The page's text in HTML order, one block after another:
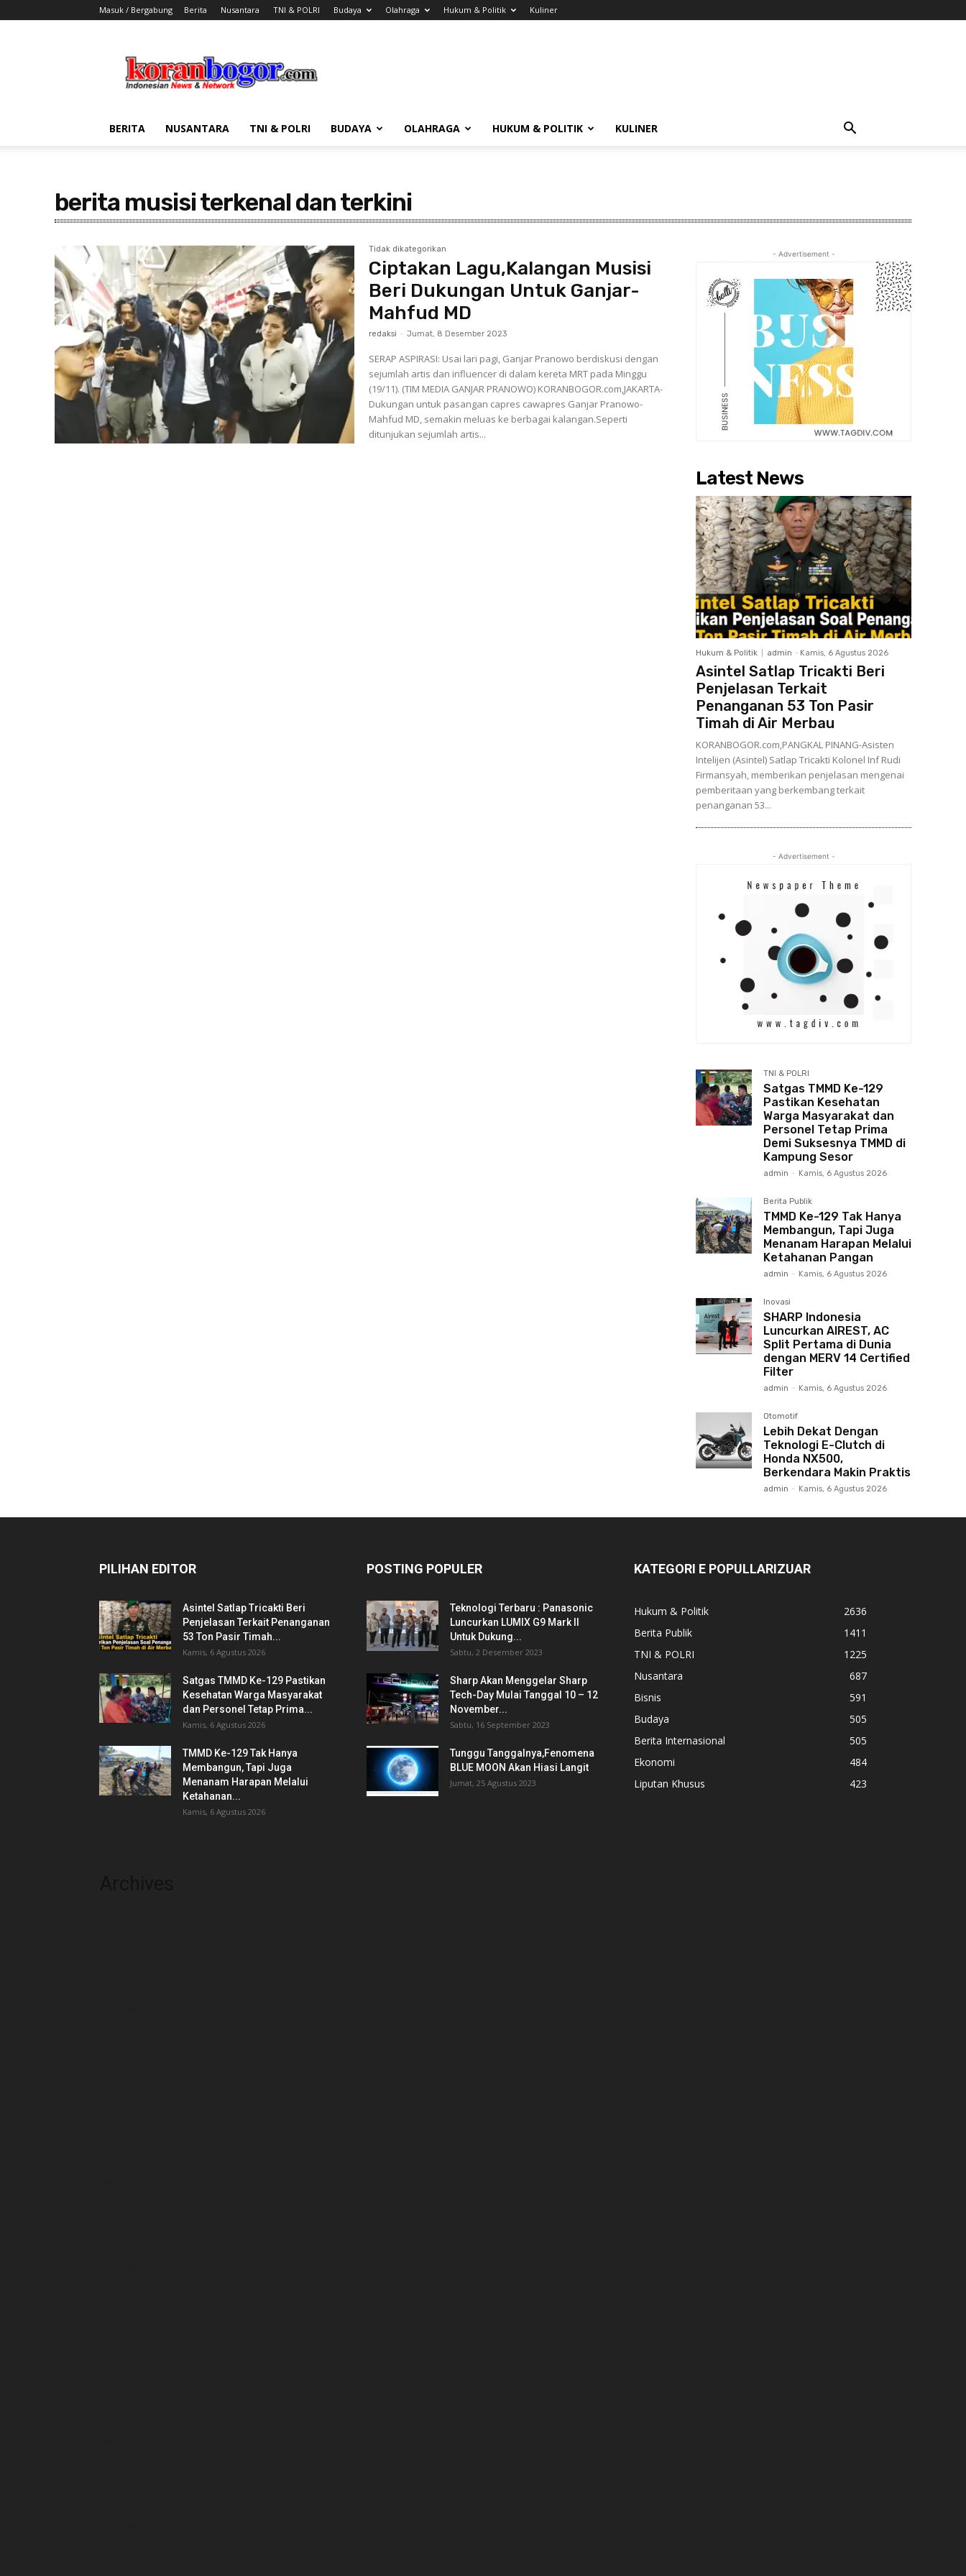
Masuk / Bergabung Berita Nusantara TNI & POLRI Budaya Olahraga Hukum & Politik Kuliner
Bogor
BERITA NUSANTARA TNI & POLRI BUDAYA OLAHRAGA HUKUM & POLITIK KULINER
berita musisi terkenal dan terkini
Tidak dikategorikan
Ciptakan Lagu,Kalangan Musisi
Beri Dukungan Untuk Ganjar-
Mahfud MD
redaksi - Jumat, 8 Desember 2023
SERAP ASPIRASI: Usai lari pagi, Ganjar Pranowo berdiskusi dengan
sejumlah artis dan influencer di dalam kereta MRT pada Minggu
(19/11). (TIM MEDIA GANJAR PRANOWO) KORANBOGOR.com,JAKARTA-
Dukungan untuk pasangan capres cawapres Ganjar Pranowo-
Mahfud MD, semakin meluas ke berbagai kalangan.Seperti
ditunjukan sejumlah artis...
- Advertisement -
Latest News
Hukum & Politik admin - Kamis, 6 Agustus 2026
Asintel Satlap Tricakti Beri
Penjelasan Terkait
Penanganan 53 Ton Pasir
Timah di Air Merbau
KORANBOGOR.com,PANGKAL PINANG-Asisten
Intelijen (Asintel) Satlap Tricakti Kolonel Inf Rudi
Firmansyah, memberikan penjelasan mengenai
pemberitaan yang berkembang terkait
penanganan 53...
- Advertisement -
TNI & POLRI
Satgas TMMD Ke-129
Pastikan Kesehatan
Warga Masyarakat dan
Personel Tetap Prima
Demi Suksesnya TMMD di
Kampung Sesor
admin - Kamis, 6 Agustus 2026
Berita Publik
TMMD Ke-129 Tak Hanya
Membangun, Tapi Juga
Menanam Harapan Melalui
Ketahanan Pangan
admin - Kamis, 6 Agustus 2026
Inovasi
SHARP Indonesia
Luncurkan AIREST, AC
Split Pertama di Dunia
dengan MERV 14 Certified
Filter
admin - Kamis, 6 Agustus 2026
Otomotif
Lebih Dekat Dengan
Teknologi E-Clutch di
Honda NX500,
Berkendara Makin Praktis
admin - Kamis, 6 Agustus 2026
PILIHAN EDITOR
Asintel Satlap Tricakti Beri
Penjelasan Terkait Penanganan
53 Ton Pasir Timah...
Kamis, 6 Agustus 2026
Satgas TMMD Ke-129 Pastikan
Kesehatan Warga Masyarakat
dan Personel Tetap Prima...
Kamis, 6 Agustus 2026
TMMD Ke-129 Tak Hanya
Membangun, Tapi Juga
Menanam Harapan Melalui
Ketahanan...
Kamis, 6 Agustus 2026
POSTING POPULER
Teknologi Terbaru : Panasonic
Luncurkan LUMIX G9 Mark II
Untuk Dukung...
Sabtu, 2 Desember 2023
Sharp Akan Menggelar Sharp
Tech-Day Mulai Tanggal 10 – 12
November...
Sabtu, 16 September 2023
Tunggu Tanggalnya,Fenomena
BLUE MOON Akan Hiasi Langit
Jumat, 25 Agustus 2023
KATEGORI E POPULLARIZUAR
Hukum & Politik
2636
Berita Publik
1411
TNI & POLRI
1225
Nusantara
687
Bisnis
591
Budaya
505
Berita Internasional
505
Ekonomi
484
Liputan Khusus
423